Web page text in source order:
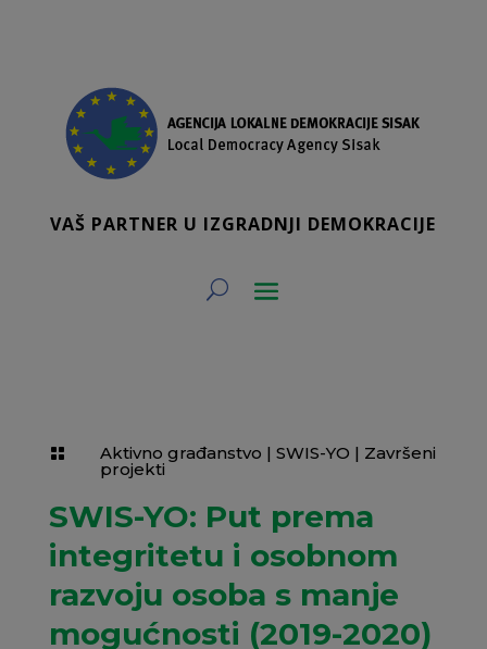
VAŠ PARTNER U IZGRADNJI DEMOKRACIJE
 Aktivno građanstvo | SWIS-YO | Završeni
projekti
SWIS-YO: Put prema
integritetu i osobnom
razvoju osoba s manje
mogućnosti (2019-2020)